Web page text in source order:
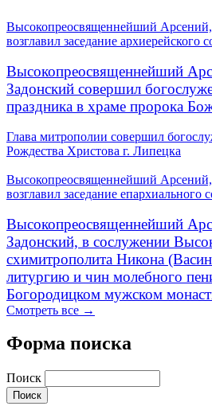
Высокопреосвященнейший
возглавил заседание
Высокопреосвященнейший
Задонский совершил
праздника в храме пророка
Глава митрополии совершил
Рождества Христова г. Липецка
Высокопреосвященнейший
возглавил заседание епархиального
Высокопреосвященнейший
Задонский, в сослужении
схимитрополита Никона
литургию и чин молебного
Богородицком мужском
Смотреть все →
Форма поиска
Поиск